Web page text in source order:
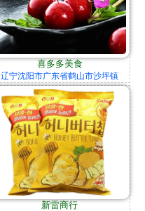
喜多多美食
辽宁沈阳市广东省鹤山市沙坪镇
新雷商行